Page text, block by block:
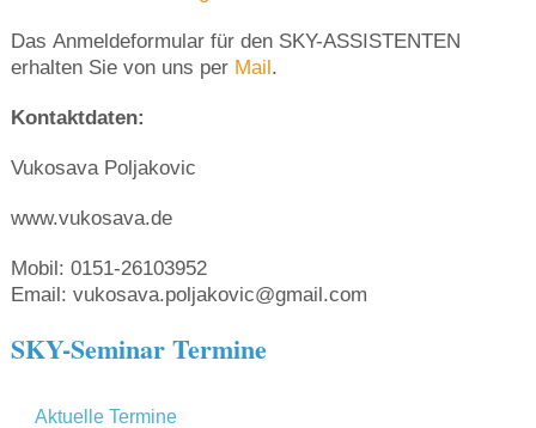
Das Anmeldeformular für den SKY-ASSISTENTEN
erhalten Sie von uns per Mail.
Kontaktdaten:
Vukosava Poljakovic
www.vukosava.de
Mobil: 0151-26103952
Email: vukosava.poljakovic@gmail.com
SKY-Seminar Termine
Aktuelle Termine